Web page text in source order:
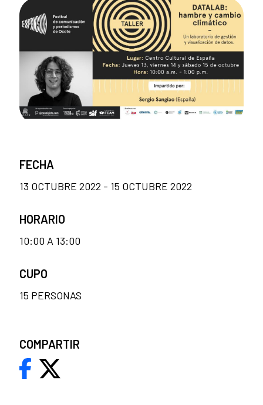
FECHA
13 OCTUBRE 2022 - 15 OCTUBRE 2022
HORARIO
10:00 A 13:00
CUPO
15 PERSONAS
COMPARTIR